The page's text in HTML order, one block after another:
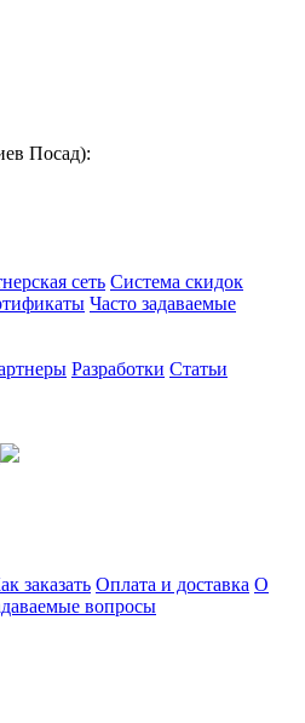
Посад):
сеть Система скидок
Часто задаваемые
Разработки Статьи
заказать Оплата и доставка О
вопросы